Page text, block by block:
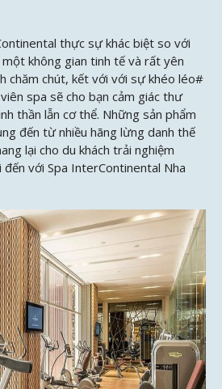
thực sự khác biệt so với
một không gian tinh tế và rất yên
chăm chút, kết với với sự khéo léo#
spa sẽ cho bạn cảm giác thư
thần lẫn cơ thể. Những sản phẩm
đến từ nhiều hãng lừng danh thế
lại cho du khách trải nghiệm
đến với Spa InterContinental Nha